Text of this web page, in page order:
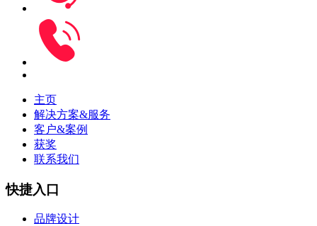
主页
解决方案&服务
客户&案例
获奖
联系我们
快捷入口
品牌设计